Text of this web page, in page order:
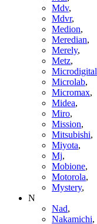
Mdv,
Mdvr,
Medion,
Meredian,
Merely,
Metz,
Microdigital
Microlab,
Micromax,
Midea,
Miro,
Mission,
Mitsubishi,
Miyota,
Mj,
Mobione,
Motorola,
Mystery,
N
Nad,
Nakamichi,